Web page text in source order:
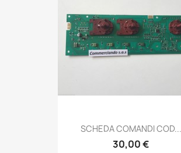
SCHEDA COMANDI COD...
30,00 €